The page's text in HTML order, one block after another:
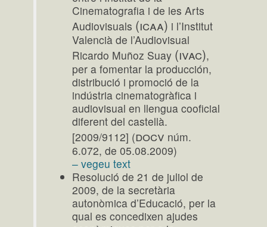
Cinematografia i de les Arts
Audiovisuals (icaa) i l’Institut
Valencià de l’Audiovisual
Ricardo Muñoz Suay (ivac),
per a fomentar la producción,
distribució i promoció de la
indústria cinematogràfica i
audiovisual en llengua cooficial
diferent del castellà.
[2009/9112] (docv núm.
6.072, de 05.08.2009)
– vegeu text
Resolució de 21 de juliol de
2009, de la secretària
autonòmica d’Educació, per la
qual es concedixen ajudes